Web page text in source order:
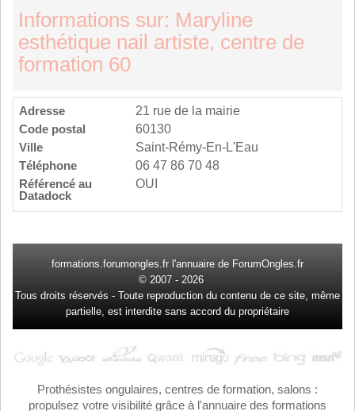
Informations sur: Maryline
esthétique nail artiste, centre de
formation 60
Adresse
21 rue de la mairie
Code postal
60130
Ville
Saint-Rémy-En-L'Eau
Téléphone
06 47 86 70 48
Référencé au
Datadock
OUI
formations.forumongles.fr l'annuaire de ForumOngles.fr
© 2007 - 2026
Tous droits réservés - Toute reproduction du contenu de ce site, même
partielle, est interdite sans accord du propriétaire
Prothésistes ongulaires, centres de formation, salons :
propulsez votre visibilité grâce à l'annuaire des formations